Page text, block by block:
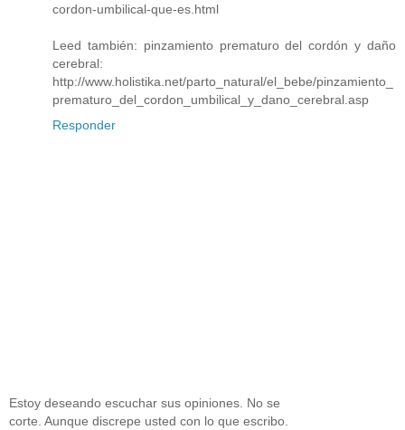
cordon-umbilical-que-es.html
Leed también: pinzamiento prematuro del cordón y daño
cerebral:
http://www.holistika.net/parto_natural/el_bebe/pinzamiento_
prematuro_del_cordon_umbilical_y_dano_cerebral.asp
Responder
Estoy deseando escuchar sus opiniones. No se
corte. Aunque discrepe usted con lo que escribo.